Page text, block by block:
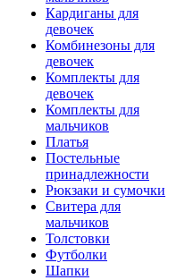
Кардиганы для
девочек
Комбинезоны для
девочек
Комплекты для
девочек
Комплекты для
мальчиков
Платья
Постельные
принадлежности
Рюкзаки и сумочки
Свитера для
мальчиков
Толстовки
Футболки
Шапки